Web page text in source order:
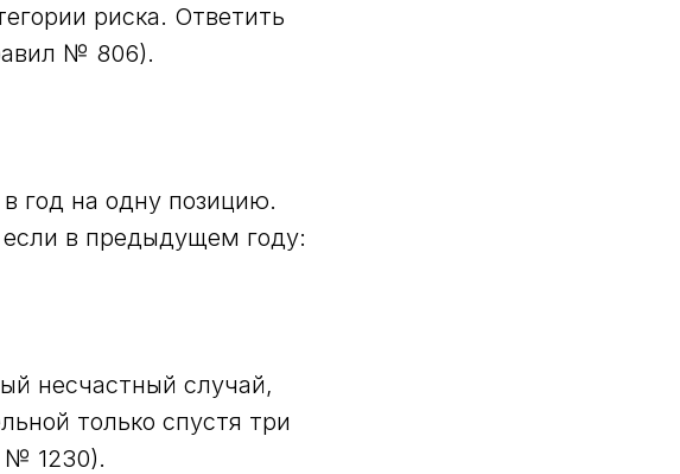
риска. Ответить
№ 806).
год на одну позицию.
в предыдущем году:
несчастный случай,
только спустя три
№ 1230).